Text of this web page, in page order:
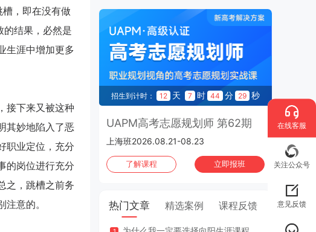
，即在没有做
的结果，必然是
生涯中增加更多
接下来又被这种
其妙地陷入了恶
职业定位，充分
的岗位进行充分
之，跳槽之前务
意的。
招生到计时： 12 天 7 时 44 分 28 秒
UAPM高考志愿规划师 第62期
上海班2026.08.21-08.23
了解课程 立即报班
热门文章 精选案例 课程反馈
在线客服
关注公众号
意见反馈